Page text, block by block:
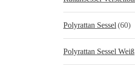
Polyrattan Sessel (60)
Polyrattan Sessel Weiß